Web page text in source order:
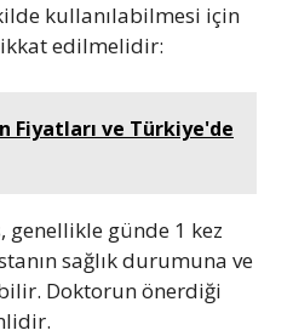
kullanılabilmesi için
edilmelidir:
Fiyatları ve Türkiye'de
genellikle günde 1 kez
sağlık durumuna ve
Doktorun önerdiği